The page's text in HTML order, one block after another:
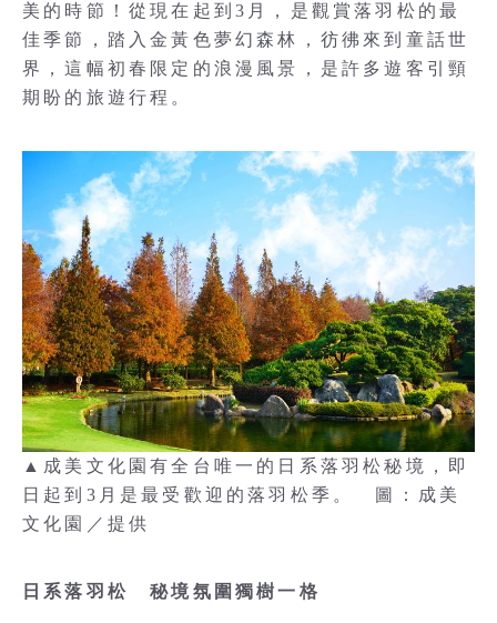
美的時節！從現在起到3月，是觀賞落羽松的最
佳季節，踏入金黃色夢幻森林，彷彿來到童話世
界，這幅初春限定的浪漫風景，是許多遊客引頸
期盼的旅遊行程。
▲成美文化園有全台唯一的日系落羽松秘境，即
日起到3月是最受歡迎的落羽松季。 圖：成美
文化園／提供
日系落羽松 秘境氛圍獨樹一格